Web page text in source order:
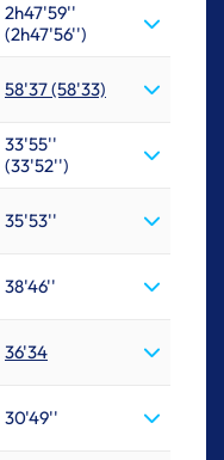
2h47'59''
(2h47'56'')
58'37 (58'33)
33'55''
(33'52'')
35'53''
38'46''
36'34
30'49''